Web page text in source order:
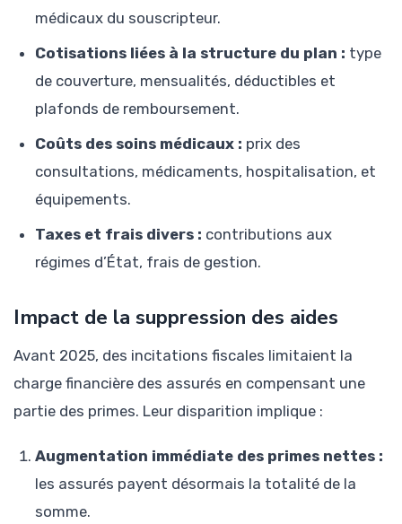
médicaux du souscripteur.
Cotisations liées à la structure du plan : type
de couverture, mensualités, déductibles et
plafonds de remboursement.
Coûts des soins médicaux : prix des
consultations, médicaments, hospitalisation, et
équipements.
Taxes et frais divers : contributions aux
régimes d’État, frais de gestion.
Impact de la suppression des aides
Avant 2025, des incitations fiscales limitaient la
charge financière des assurés en compensant une
partie des primes. Leur disparition implique :
Augmentation immédiate des primes nettes :
les assurés payent désormais la totalité de la
somme.